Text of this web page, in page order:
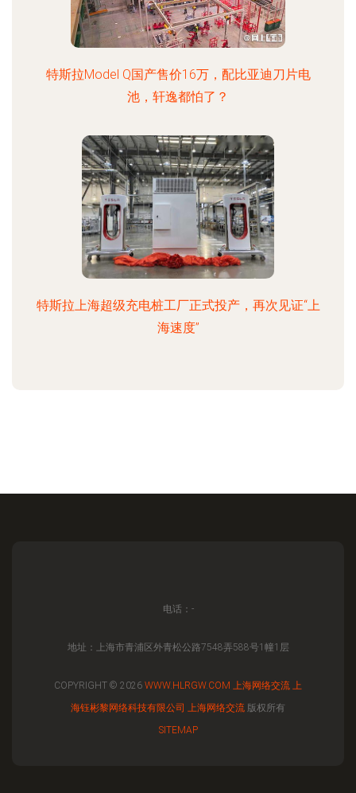
特斯拉Model Q国产售价16万，配比亚迪刀片电
池，轩逸都怕了？
特斯拉上海超级充电桩工厂正式投产，再次见证“上
海速度”
电话：-
地址：上海市青浦区外青松公路7548弄588号1幢1层
COPYRIGHT © 2026 WWW.HLRGW.COM 上海网络交流 上
海钰彬黎网络科技有限公司 上海网络交流 版权所有
SITEMAP